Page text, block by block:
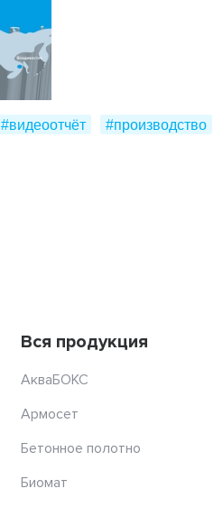
#видеоотчёт #производство
Вся продукция
АкваБОКС
Армосет
Бетонное полотно
Биомат